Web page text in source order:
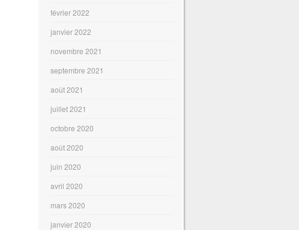
février 2022
janvier 2022
novembre 2021
septembre 2021
août 2021
juillet 2021
octobre 2020
août 2020
juin 2020
avril 2020
mars 2020
janvier 2020